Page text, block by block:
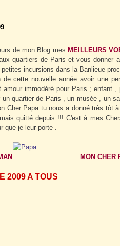
de mon Blog mes MEILLEURS
quartiers de Paris et vous donner
incursions dans la Banlieue
de cette nouvelle année avoir une
immodéré pour Paris ; enfant
un quartier de Paris , un musée , un
Cher Papa tu nous a donné très tôt
quitté depuis !!! C'est à mes
que je leur porte .
MON CHER
A TOUS